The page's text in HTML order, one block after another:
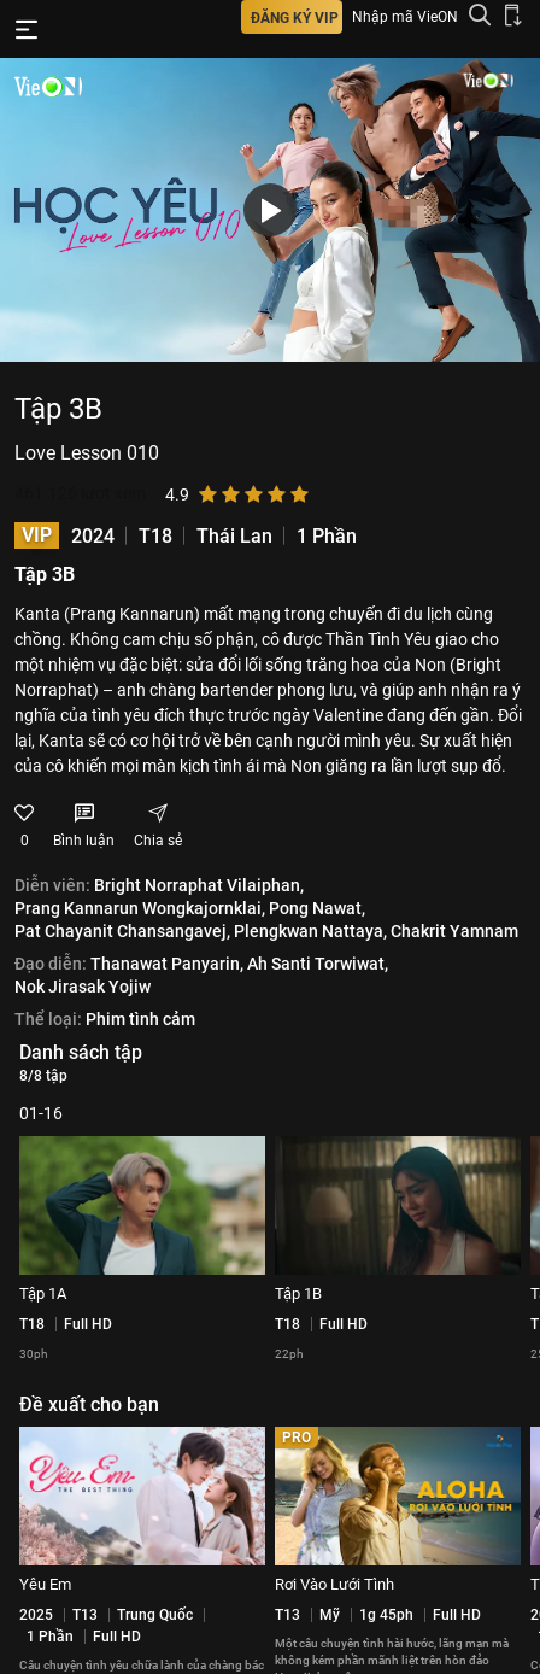
ĐĂNG KÝ VIP Nhập mã VieON
Tập 3B
Love​ Lesson 010
4.9
VIP 2024 T18 Thái Lan
1 Phần
Tập 3B
Kanta (Prang Kannarun) mất mạng trong chuyến đi du lịch cùng
chồng. Không cam chịu số phận, cô được Thần Tình Yêu giao cho
một nhiệm vụ đặc biệt: sửa đổi lối sống trăng hoa của Non (Bright
Norraphat) – anh chàng bartender phong lưu, và giúp anh nhận ra ý
nghĩa của tình yêu đích thực trước ngày Valentine đang đến gần. Đổi
lại, Kanta sẽ có cơ hội trở về bên cạnh người mình yêu. Sự xuất hiện
của cô khiến mọi màn kịch tình ái mà Non giăng ra lần lượt sụp đổ.
0 Bình luận Chia sẻ
Diễn viên: Bright Norraphat Vilaiphan,
Prang Kannarun Wongkajornklai, Pong Nawat,
Pat Chayanit Chansangavej, Plengkwan Nattaya,Chakrit Yamnam
Đạo diễn: Thanawat Panyarin,Ah Santi Torwiwat,
Nok Jirasak Yojiw
Thể loại: Phim tình cảm
Danh sách tập
8/8 tập
01-16
Tập 1A
T18 Full HD
30ph
Tập 1B
T18 Full HD
22ph
Đề xuất cho bạn
Yêu Em
2025 T13
Trung Quốc
1 Phần
Full HD
Câu chuyện tình yêu chữa lành của chàng bác
PRO
Rơi Vào Lưới Tình
T13 Mỹ 1g 45ph Full HD
Một câu chuyện tình hài hước, lãng mạn mà
không kém phần mãnh liệt trên hòn đảo